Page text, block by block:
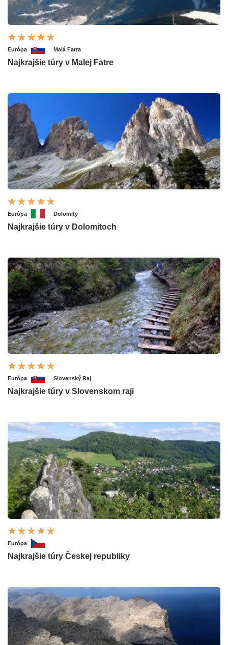
Európa Malá Fatra
Najkrajšie túry v Malej Fatre
Európa Dolomity
Najkrajšie túry v Dolomitoch
Európa Slovenský Raj
Najkrajšie túry v Slovenskom raji
Európa
Najkrajšie túry Českej republiky